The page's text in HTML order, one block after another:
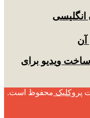
انگلیسی
آن
ویدیو برای
پروکلیک محفوظ است.